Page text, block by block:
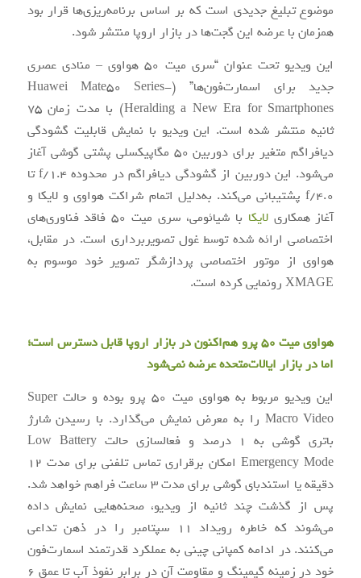
موضوع تبلیغ جدیدی است که بر اساس برنامه‌ریزی‌ها قرار بود
همزمان با عرضه این گجت‌ها در بازار اروپا منتشر شود.
این ویدیو تحت عنوان “سری میت 50 هواوی – منادی عصری
جدید برای اسمارت‌فون‌ها” (Huawei Mate50 Series-
Heralding a New Era for Smartphones) با مدت زمان 75
ثانیه‌ منتشر شده است. این ویدیو با نمایش قابلیت گشودگی
دیافراگم متغیر برای دوربین 50 مگاپیکسلی پشتی گوشی آغاز
می‌شود. این دوربین از گشودگی دیافراگم در محدوده f/1.4 تا
f/4.0 پشتیبانی می‌کند. به‌دلیل اتمام شراکت هواوی و لایکا و
آغاز همکاریلایکا
با شیائومی، سری میت 50 فاقد فناوری‌های
اختصاصی ارائه شده توسط غول تصویربرداری است. در مقابل،
هواوی از موتور اختصاصی پردازشگر تصویر خود موسوم به
XMAGE رونمایی کرده است.
هواوی میت 50 پرو هم‌اکنون در بازار اروپا قابل دسترس است؛
اما در بازار ایالات‌متحده عرضه نمی‌شود
این ویدیو مربوط به هواوی میت 50 پرو بوده و حالت Super
Macro Video را به معرض نمایش می‌گذارد. با رسیدن شارژ
باتری گوشی به 1 درصد و فعالسازی حالت Low Battery
Emergency Mode امکان برقراری تماس تلفنی برای مدت 12
دقیقه یا استندبای گوشی برای مدت 3 ساعت فراهم خواهد شد.
پس از گذشت چند ثانیه از ویدیو، صحنه‌هایی نمایش داده
می‌شوند که خاطره رویداد 11 سپتامبر را در ذهن تداعی
می‌کنند. در ادامه کمپانی چینی به عملکرد قدرتمند اسمارت‌فون
خود در زمینه گیمینگ و مقاومت آن در برابر نفوذ آب تا عمق 6